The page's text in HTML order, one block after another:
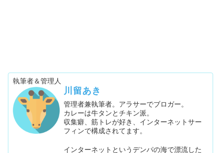
執筆者＆管理人
川留あき
管理者兼執筆者。アラサーでブロガー。
カレーは牛タンとチキン派。
収集癖、筋トレが好き、インターネットサー
フィンで構成されてます。
インターネットというデンパの海で漂流した